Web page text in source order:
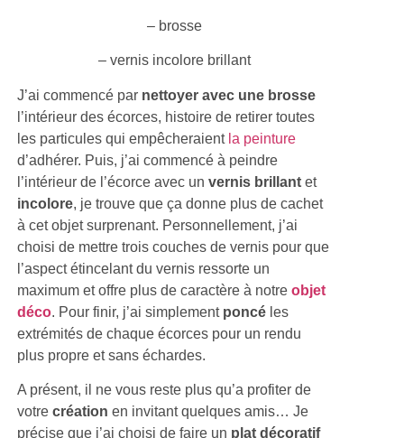
– brosse
– vernis incolore brillant
J’ai commencé par nettoyer avec une brosse
l’intérieur des écorces, histoire de retirer toutes
les particules qui empêcheraient la peinture
d’adhérer. Puis, j’ai commencé à peindre
l’intérieur de l’écorce avec unvernis brillant et
incolore, je trouve que ça donne plus de cachet
à cet objet surprenant. Personnellement, j’ai
choisi de mettre trois couches de vernis pour que
l’aspect étincelant du vernis ressorte un
maximum et offre plus de caractère à notreobjet
déco. Pour finir, j’ai simplement poncé les
extrémités de chaque écorces pour un rendu
plus propre et sans échardes.
A présent, il ne vous reste plus qu’a profiter de
votrecréation en invitant quelques amis… Je
précise que j’ai choisi de faire un plat décoratif